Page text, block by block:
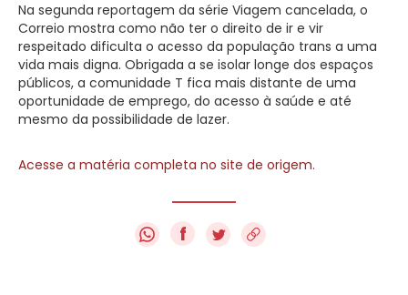
Na segunda reportagem da série Viagem cancelada, o
Correio mostra como não ter o direito de ir e vir
respeitado dificulta o acesso da população trans a uma
vida mais digna. Obrigada a se isolar longe dos espaços
públicos, a comunidade T fica mais distante de uma
oportunidade de emprego, do acesso à saúde e até
mesmo da possibilidade de lazer.
Acesse a matéria completa no site de origem.
f